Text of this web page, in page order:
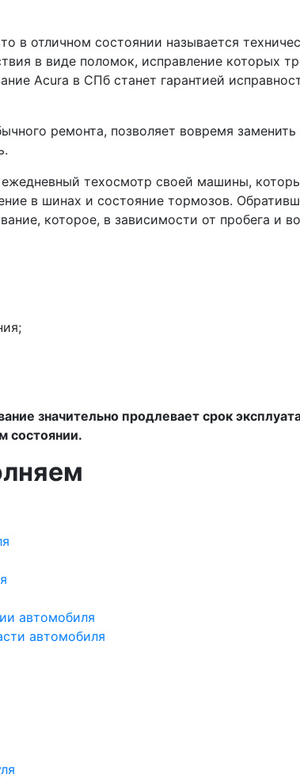
в отличном состоянии называется
в виде поломок, исправление которых
Acura в СПб станет гарантией
ремонта, позволяет вовремя
техосмотр своей машины,
в шинах и состояние тормозов.
которое, в зависимости от пробега и
значительно продлевает срок
состоянии.
автомобиля
автомобиля